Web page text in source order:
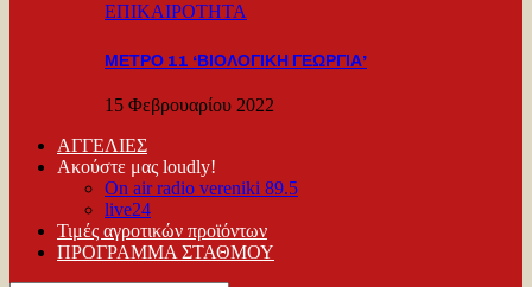
ΕΠΙΚΑΙΡΟΤΗΤΑ
ΜΕΤΡΟ 11 ‘ΒΙΟΛΟΓΙΚΗ ΓΕΩΡΓΙΑ’
15 Φεβρουαρίου 2022
ΑΓΓΕΛΙΕΣ
Ακούστε μας loudly!
On air radio vereniki 89.5
live24
Τιμές αγροτικών προϊόντων
ΠΡΟΓΡΑΜΜΑ ΣΤΑΘΜΟΥ